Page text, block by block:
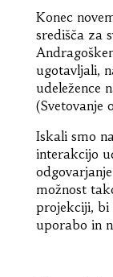
Konec
središča za
ugotavljali,
udeležence
(Svetovanje
Iskali smo
interakcijo
možnost
projekciji,
uporabo in